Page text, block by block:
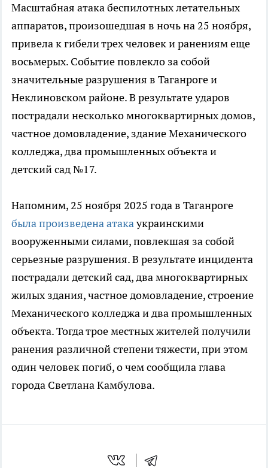
Масштабная атака беспилотных летательных
аппаратов, произошедшая в ночь на 25 ноября,
привела к гибели трех человек и ранениям еще
восьмерых. Событие повлекло за собой
значительные разрушения в Таганроге и
Неклиновском районе. В результате ударов
пострадали несколько многоквартирных домов,
частное домовладение, здание Механического
колледжа, два промышленных объекта и
детский сад №17.
Напомним, 25 ноября 2025 года в Таганроге
была произведена атакаукраинскими
вооруженными силами, повлекшая за собой
серьезные разрушения. В результате инцидента
пострадали детский сад, два многоквартирных
жилых здания, частное домовладение, строение
Механического колледжа и два промышленных
объекта. Тогда трое местных жителей получили
ранения различной степени тяжести, при этом
один человек погиб, о чем сообщила глава
города Светлана Камбулова.